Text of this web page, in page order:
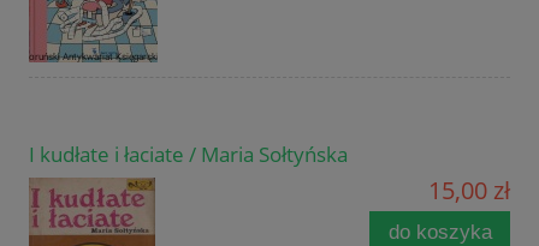
I kudłate i łaciate / Maria Sołtyńska
15,00 zł
do koszyka